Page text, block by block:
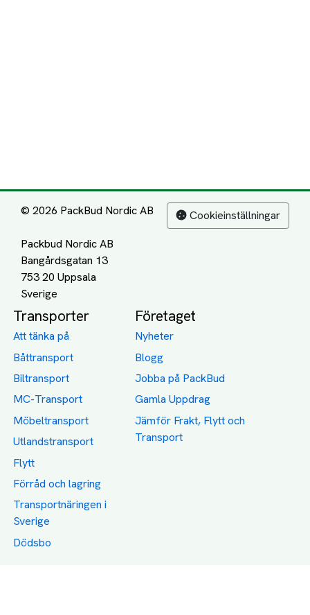
© 2026 PackBud Nordic AB
Packbud Nordic AB
Bangårdsgatan 13
753 20 Uppsala
Cookieinställningar
Transporter
Att tänka på
Båttransport
Biltransport
MC-Transport
Möbeltransport
Utlandstransport
Flytt
Förråd och lagring
Transportnäringen i
Sverige
Dödsbo
Företaget
Nyheter
Blogg
Jobba på PackBud
Gamla Uppdrag
Jämför Frakt, Flytt och
Transport